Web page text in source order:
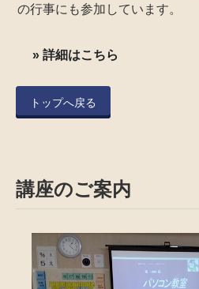
の行事にも参加しています。
詳細はこちら
トップへ戻る
講座のご案内